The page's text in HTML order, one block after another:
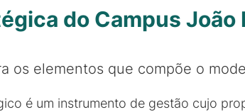
do Campus João
os elementos que compõe o
é um instrumento de gestão cujo